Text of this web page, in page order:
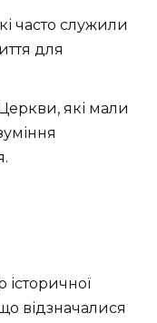
часто служили
для
які мали
відзначалися